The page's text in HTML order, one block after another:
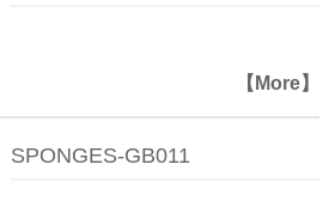
【More】
SPONGES-GB011